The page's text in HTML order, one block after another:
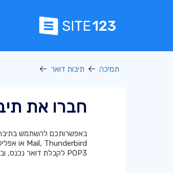
תמיכה תיבות דואר
חברו את
POP3 לקבלת דואר נכנס, ובאמצעות SMTP לשליחת דואר יוצא.